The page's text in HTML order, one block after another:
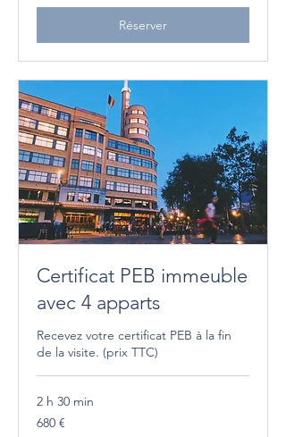
Réserver
Certificat PEB immeuble
avec 4 apparts
Recevez votre certificat PEB à la fin
de la visite. (prix TTC)
2 h 30 min
680
euros
680 €